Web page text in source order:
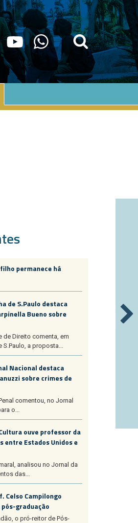
permanece há
de S.Paulo destaca
Bueno sobre
de Direito comenta, em
S.Paulo, a proposta...
Nacional destaca
sobre crimes de
comentou, no Jornal
o...
ouve professor da
entre Estados Unidos e
analisou no Jornal da
das...
Celso Campilongo
graduação
o pró-reitor de Pós-